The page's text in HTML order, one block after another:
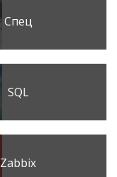
Спец
SQL
Zabbix